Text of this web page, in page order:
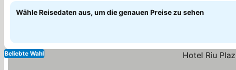
Wähle Reisedaten aus, um die genauen Preise zu sehen
Beliebte Wahl